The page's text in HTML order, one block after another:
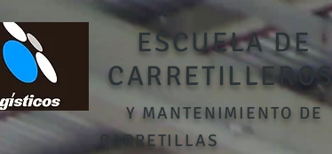
ESCUELA DE
Y MANTENIMIENTO DE
CARRETILLAS